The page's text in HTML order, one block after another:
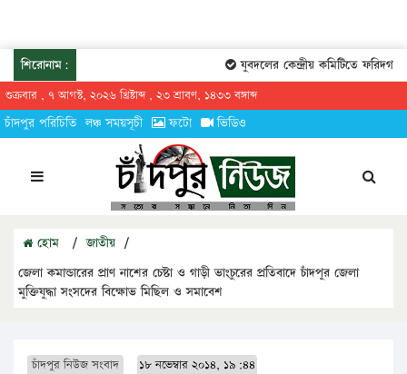
শিরোনাম: যুবদলের কেন্দ্রীয় কমিটিতে
শুক্রবার , ৭ আগস্ট, ২০২৬ খ্রিষ্টাব্দ , ২৩ শ্রাবণ, ১৪৩৩ বঙ্গাব্দ
চাঁদপুর পরিচিতি লঞ্চ সময়সূচী ফটো ভিডিও
হোম / জাতীয় /
জেলা কমান্ডারের প্রাণ নাশের চেষ্টা ও গাড়ী ভাংচুরের প্রতিবাদে চাঁদপুর জেলা
মুক্তিযুদ্ধা সংসদের বিক্ষোভ মিছিল ও সমাবেশ
চাঁদপুর নিউজ সংবাদ ১৮ নভেম্বার ২০১৪, ১৯:৪৪